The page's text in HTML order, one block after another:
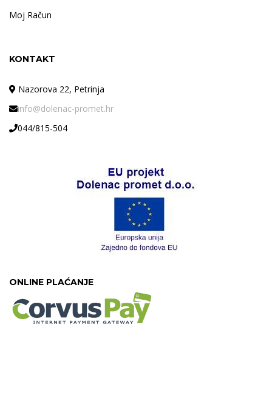
Moj Račun
KONTAKT
Nazorova 22, Petrinja
info@dolenac-promet.hr
044/815-504
ONLINE PLAĆANJE